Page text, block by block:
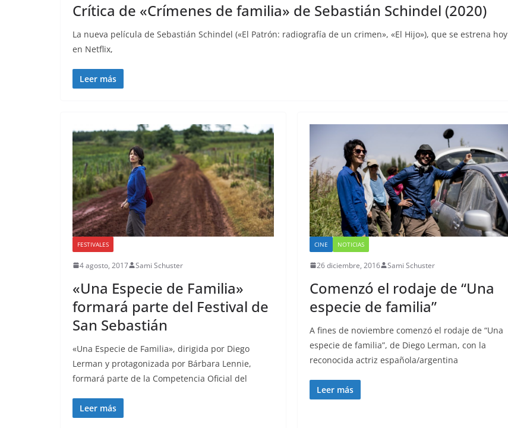
Crítica de «Crímenes de familia» de Sebastián Schindel (2020)
La nueva película de Sebastián Schindel («El Patrón: radiografía de un crimen», «El Hijo»), que se estrena hoy
en Netflix,
Leer más
FESTIVALES
4 agosto, 2017 Sami Schuster
«Una Especie de Familia»
formará parte del Festival de
San Sebastián
«Una Especie de Familia», dirigida por Diego
Lerman y protagonizada por Bárbara Lennie,
formará parte de la Competencia Oficial del
Leer más
CINE NOTICIAS
26 diciembre, 2016 Sami Schuster
Comenzó el rodaje de “Una
especie de familia”
A fines de noviembre comenzó el rodaje de “Una
especie de familia”, de Diego Lerman, con la
reconocida actriz española/argentina
Leer más